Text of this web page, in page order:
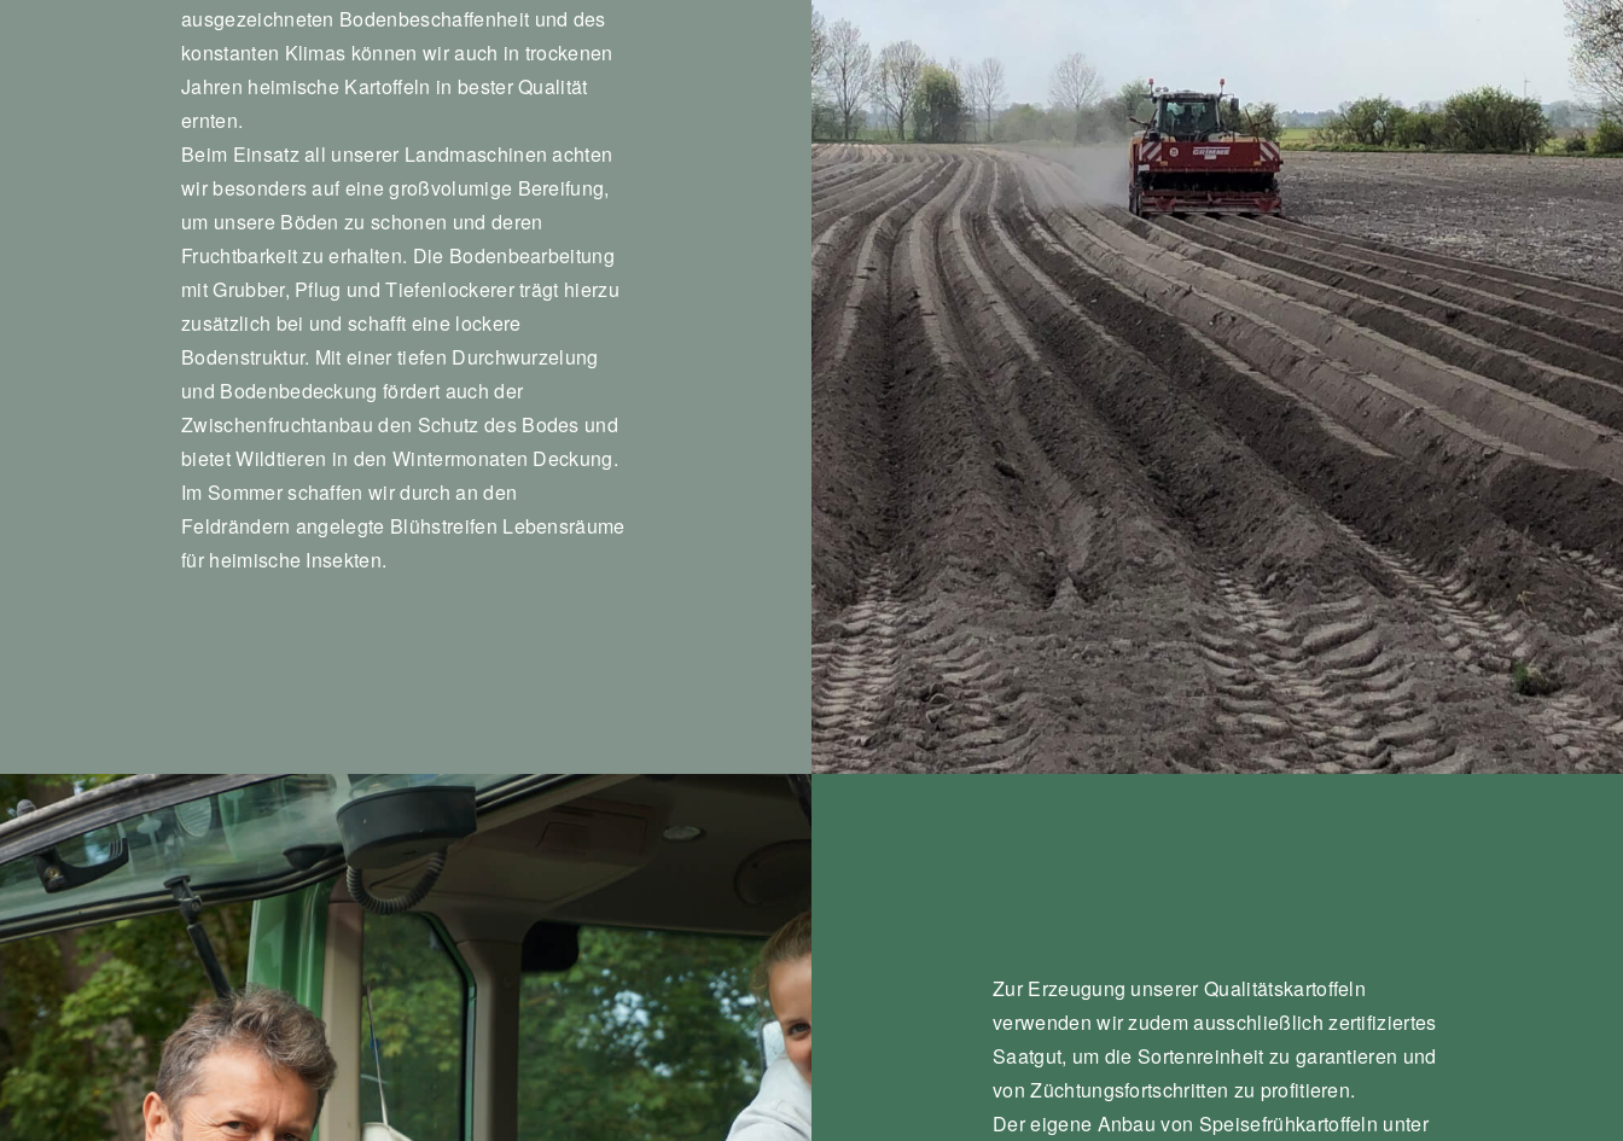
ausgezeichneten Bodenbeschaffenheit und des
konstanten Klimas können wir auch in trockenen
Jahren heimische Kartoffeln in bester Qualität
ernten.
Beim Einsatz all unserer Landmaschinen achten
wir besonders auf eine großvolumige Bereifung,
um unsere Böden zu schonen und deren
Fruchtbarkeit zu erhalten. Die Bodenbearbeitung
mit Grubber, Pflug und Tiefenlockerer trägt hierzu
zusätzlich bei und schafft eine lockere
Bodenstruktur. Mit einer tiefen Durchwurzelung
und Bodenbedeckung fördert auch der
Zwischenfruchtanbau den Schutz des Bodes und
bietet Wildtieren in den Wintermonaten Deckung.
Im Sommer schaffen wir durch an den
Feldrändern angelegte Blühstreifen Lebensräume
für heimische Insekten.
Zur Erzeugung unserer Qualitätskartoffeln
verwenden wir zudem ausschließlich zertifiziertes
Saatgut, um die Sortenreinheit zu garantieren und
von Züchtungsfortschritten zu profitieren.
Der eigene Anbau von Speisefrühkartoffeln unter